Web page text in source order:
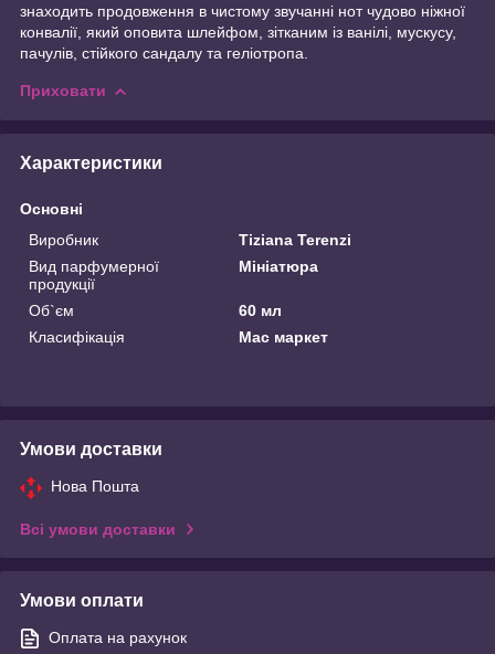
знаходить продовження в чистому звучанні нот чудово ніжної
конвалії, який оповита шлейфом, зітканим із ванілі, мускусу,
пачулів, стійкого сандалу та геліотропа.
Приховати
Характеристики
Основні
Виробник
Tiziana Terenzi
Вид парфумерної
продукції
Мініатюра
Об`єм
60 мл
Класифікація
Мас маркет
Умови доставки
Нова Пошта
Всі умови доставки
Умови оплати
Оплата на рахунок